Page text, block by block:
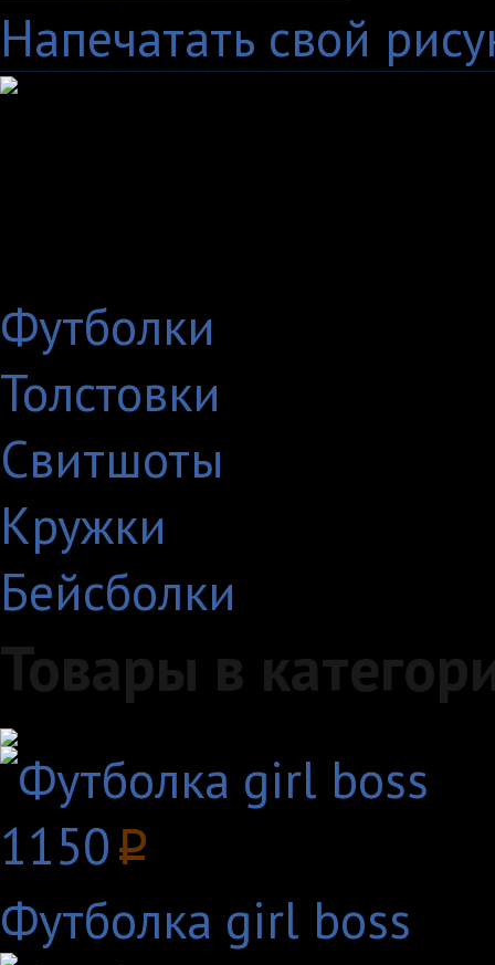
Напечатать свой
Футболки
Толстовки
Свитшоты
Кружки
Бейсболки
Товары в
1150p
Футболка girl boss